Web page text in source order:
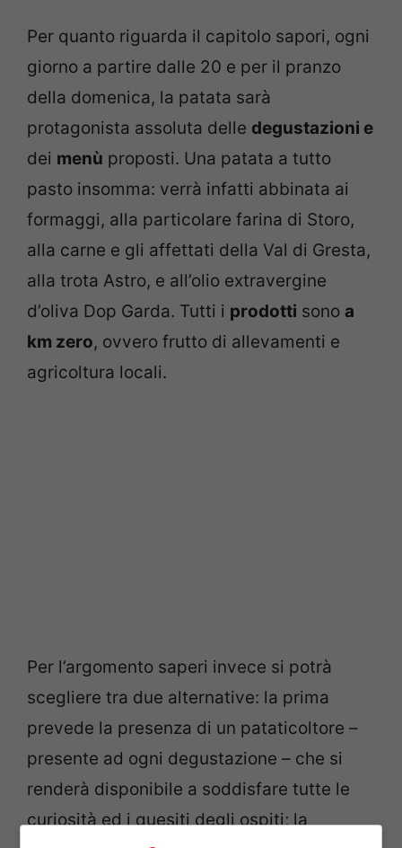
Per quanto riguarda il capitolo sapori, ogni
giorno a partire dalle 20 e per il pranzo
della domenica, la patata sarà
protagonista assoluta delle degustazioni e
dei menù proposti. Una patata a tutto
pasto insomma: verrà infatti abbinata ai
formaggi, alla particolare farina di Storo,
alla carne e gli affettati della Val di Gresta,
alla trota Astro, e all’olio extravergine
d’oliva Dop Garda. Tutti i prodotti sono a
km zero, ovvero frutto di allevamenti e
agricoltura locali.
Per l’argomento saperi invece si potrà
scegliere tra due alternative: la prima
prevede la presenza di un pataticoltore –
presente ad ogni degustazione – che si
renderà disponibile a soddisfare tutte le
curiosità ed i quesiti degli ospiti; la